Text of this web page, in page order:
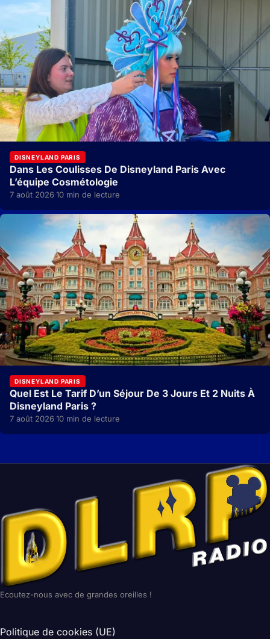
DISNEYLAND PARIS
Dans Les Coulisses De Disneyland Paris Avec
L’équipe Cosmétologie
7 août 2026·10 min de lecture
DISNEYLAND PARIS
Quel Est Le Tarif D’un Séjour De 3 Jours Et 2 Nuits À
Disneyland Paris ?
7 août 2026·10 min de lecture
Ecoutez-nous avec de grandes oreilles !
Politique de cookies (UE)